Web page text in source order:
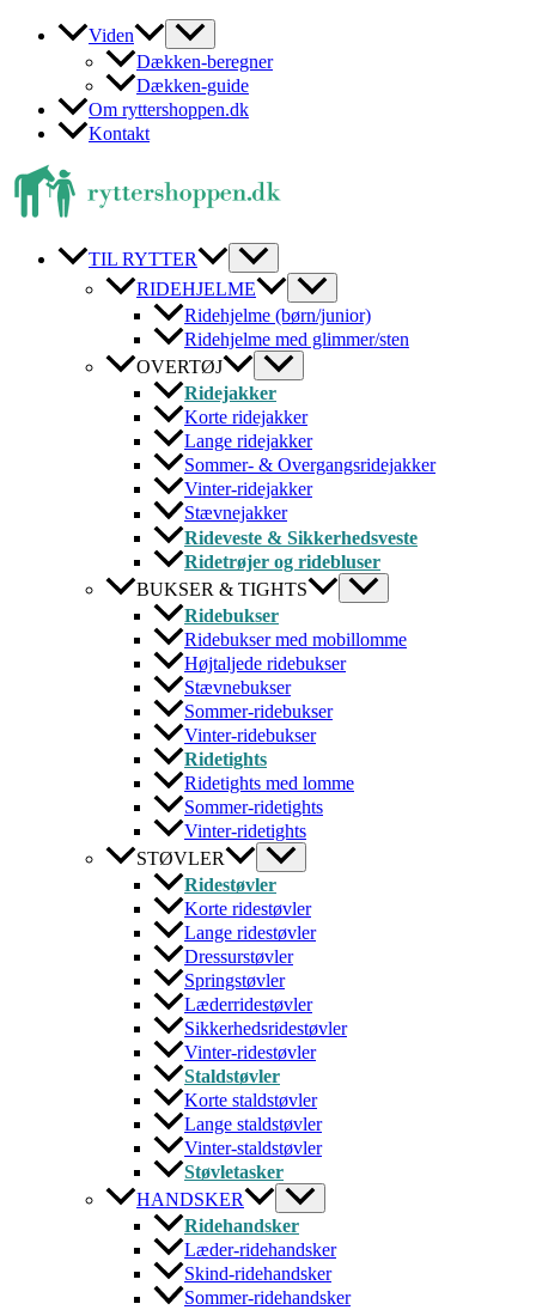
Viden
Dækken-beregner
Dækken-guide
Om ryttershoppen.dk
Kontakt
TIL RYTTER
RIDEHJELME
Ridehjelme (børn/junior)
Ridehjelme med glimmer/sten
OVERTØJ
Ridejakker
Korte ridejakker
Lange ridejakker
Sommer- & Overgangsridejakker
Vinter-ridejakker
Stævnejakker
Rideveste & Sikkerhedsveste
Ridetrøjer og ridebluser
BUKSER & TIGHTS
Ridebukser
Ridebukser med mobillomme
Højtaljede ridebukser
Stævnebukser
Sommer-ridebukser
Vinter-ridebukser
Ridetights
Ridetights med lomme
Sommer-ridetights
Vinter-ridetights
STØVLER
Ridestøvler
Korte ridestøvler
Lange ridestøvler
Dressurstøvler
Springstøvler
Læderridestøvler
Sikkerhedsridestøvler
Vinter-ridestøvler
Staldstøvler
Korte staldstøvler
Lange staldstøvler
Vinter-staldstøvler
Støvletasker
HANDSKER
Ridehandsker
Læder-ridehandsker
Skind-ridehandsker
Sommer-ridehandsker